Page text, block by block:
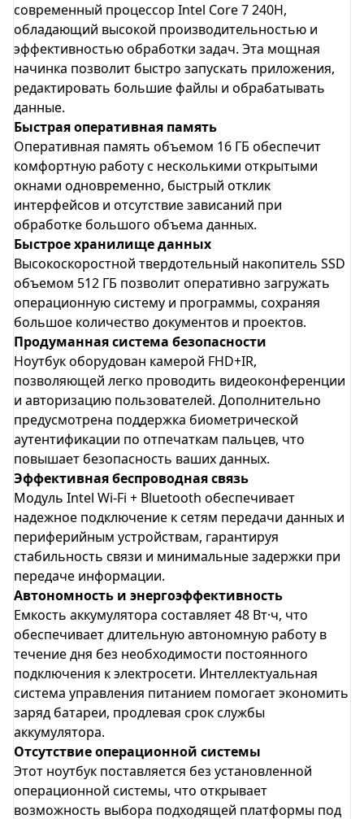
современный процессор Intel Core 7 240H,
обладающий высокой производительностью и
эффективностью обработки задач. Эта мощная
начинка позволит быстро запускать приложения,
редактировать большие файлы и обрабатывать
данные.
Быстрая оперативная память
Оперативная память объемом 16 ГБ обеспечит
комфортную работу с несколькими открытыми
окнами одновременно, быстрый отклик
интерфейсов и отсутствие зависаний при
обработке большого объема данных.
Быстрое хранилище данных
Высокоскоростной твердотельный накопитель SSD
объемом 512 ГБ позволит оперативно загружать
операционную систему и программы, сохраняя
большое количество документов и проектов.
Продуманная система безопасности
Ноутбук оборудован камерой FHD+IR,
позволяющей легко проводить видеоконференции
и авторизацию пользователей. Дополнительно
предусмотрена поддержка биометрической
аутентификации по отпечаткам пальцев, что
повышает безопасность ваших данных.
Эффективная беспроводная связь
Модуль Intel Wi-Fi + Bluetooth обеспечивает
надежное подключение к сетям передачи данных и
периферийным устройствам, гарантируя
стабильность связи и минимальные задержки при
передаче информации.
Автономность и энергоэффективность
Емкость аккумулятора составляет 48 Вт·ч, что
обеспечивает длительную автономную работу в
течение дня без необходимости постоянного
подключения к электросети. Интеллектуальная
система управления питанием помогает экономить
заряд батареи, продлевая срок службы
аккумулятора.
Отсутствие операционной системы
Этот ноутбук поставляется без установленной
операционной системы, что открывает
возможность выбора подходящей платформы под